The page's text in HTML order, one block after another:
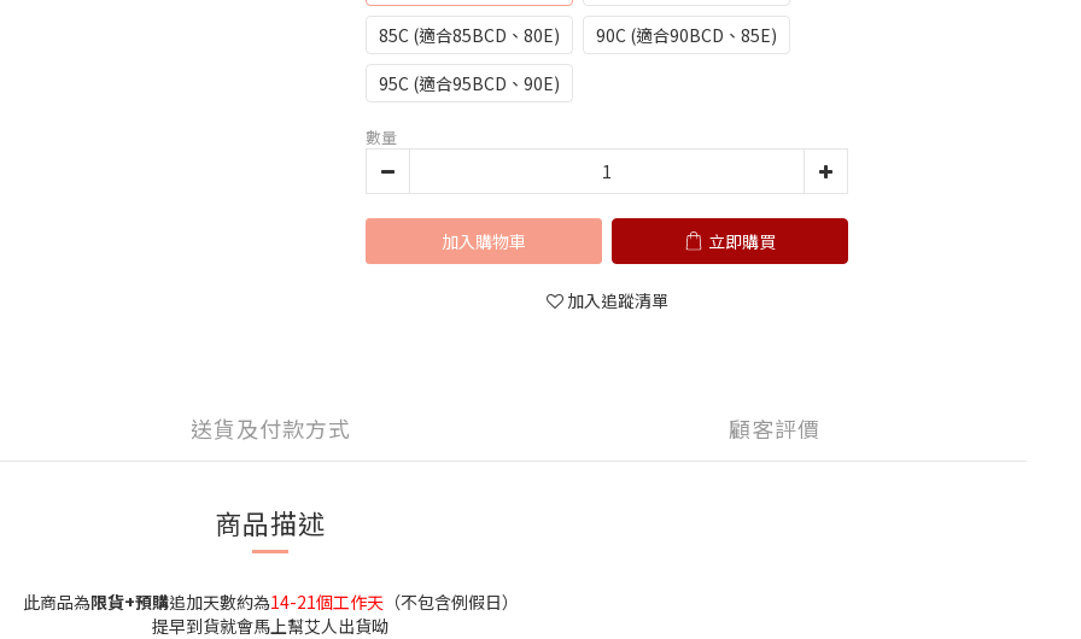
85C (適合85BCD、80E)
90C (適合90BCD、85E)
95C (適合95BCD、90E)
數量
加入購物車 立即購買
加入追蹤清單
送貨及付款方式 顧客評價
商品描述
此商品為限貨+預購追加天數約為14-21個工作天（不包含例假日）
提早到貨就會馬上幫艾人出貨呦